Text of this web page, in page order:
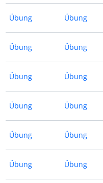
Übung Übung
Übung Übung
Übung Übung
Übung Übung
Übung Übung
Übung Übung